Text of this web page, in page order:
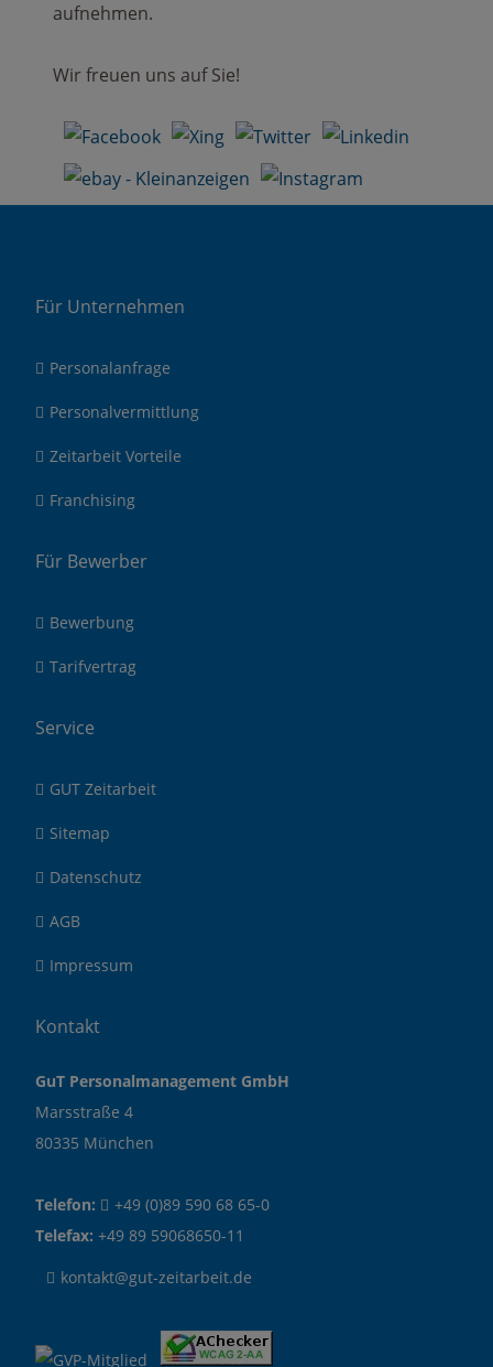
aufnehmen.
Wir freuen uns auf Sie!
Für Unternehmen
Personalanfrage
Personalvermittlung
Zeitarbeit Vorteile
Franchising
Für Bewerber
Bewerbung
Tarifvertrag
Service
GUT Zeitarbeit
Sitemap
Datenschutz
AGB
Impressum
Kontakt
GuT Personalmanagement GmbH
Marsstraße 4
80335 München
Telefon:
+49 (0)89 590 68 65-0
Telefax: +49 89 59068650-11
kontakt@gut-zeitarbeit.de